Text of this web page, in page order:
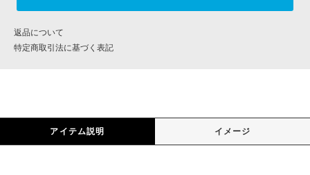
返品について
特定商取引法に基づく表記
アイテム説明 イメージ